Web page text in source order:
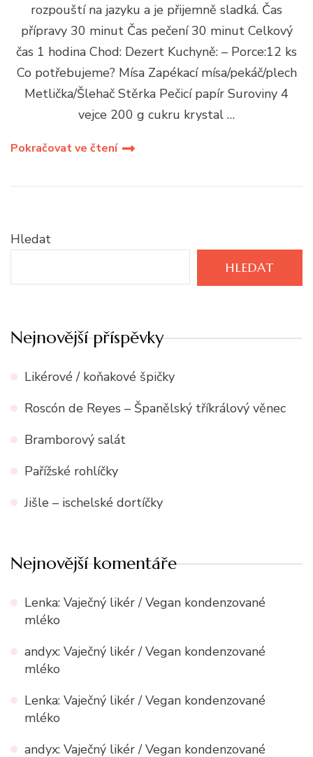
rozpouští na jazyku a je přijemně sladká. Čas
přípravy 30 minut Čas pečení 30 minut Celkový
čas 1 hodina Chod: Dezert Kuchyně: – Porce:12 ks
Co potřebujeme? Mísa Zapékací mísa/pekáč/plech
Metlička/Šlehač Stěrka Pečicí papír Suroviny 4
vejce 200 g cukru krystal …
Pokračovat ve čtení
Hledat
HLEDAT
Nejnovější příspěvky
Likérové / koňakové špičky
Roscón de Reyes – Španělský tříkrálový věnec
Bramborový salát
Pařížské rohlíčky
Jišle – ischelské dortíčky
Nejnovější komentáře
Lenka: Vaječný likér / Vegan kondenzované
mléko
andyx: Vaječný likér / Vegan kondenzované
mléko
Lenka: Vaječný likér / Vegan kondenzované
mléko
andyx: Vaječný likér / Vegan kondenzované